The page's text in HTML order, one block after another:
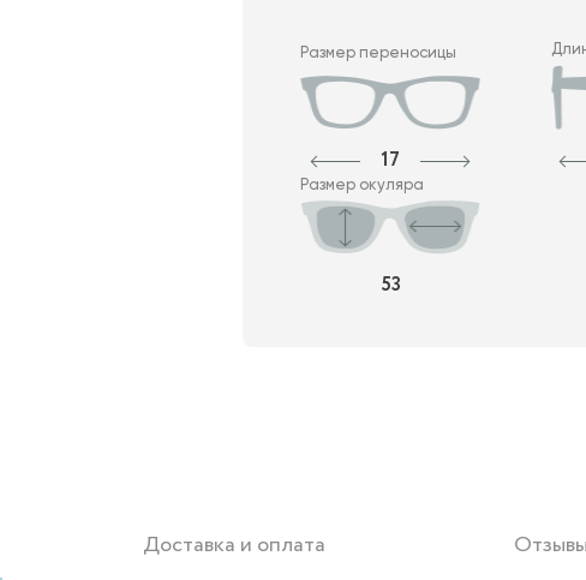
Размер переносицы
17
Размер окуляра
53
Доставка и оплата Отзывы